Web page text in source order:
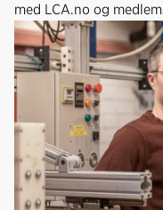
med LCA.no og
generator for tekstiler
for produsenter å
miljøavtrykk på en
måte, basert på
uavhengig tredjepart